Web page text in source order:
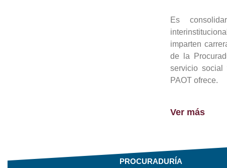
Es
imparten
de la
servicio social
PAOT ofrece.
Ver más
PROCURADURÍA